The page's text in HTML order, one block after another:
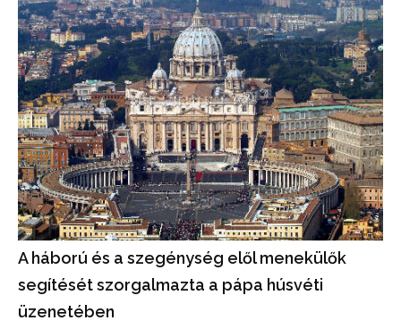
A háború és a szegénység elől menekülők
segítését szorgalmazta a pápa húsvéti
üzenetében